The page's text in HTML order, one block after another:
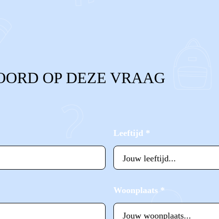
OP DEZE VRAAG
Leeftijd *
Woonplaats *